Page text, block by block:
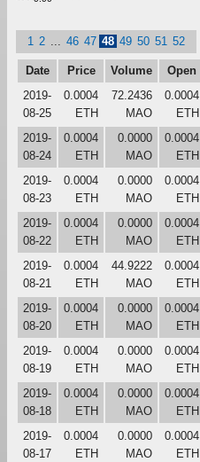
1 2 46 47 48 49 50 51 52
Date Price Volume Open
2019-
08-25
0.0004
ETH
72.2436
MAO
0.0004
ETH
2019-
08-24
0.0004
ETH
0.0000
MAO
0.0004
ETH
2019-
08-23
0.0004
ETH
0.0000
MAO
0.0004
ETH
2019-
08-22
0.0004
ETH
0.0000
MAO
0.0004
ETH
2019-
08-21
0.0004
ETH
44.9222
MAO
0.0004
ETH
2019-
08-20
0.0004
ETH
0.0000
MAO
0.0004
ETH
2019-
08-19
0.0004
ETH
0.0000
MAO
0.0004
ETH
2019-
08-18
0.0004
ETH
0.0000
MAO
0.0004
ETH
2019-
08-17
0.0004
ETH
0.0000
MAO
0.0004
ETH